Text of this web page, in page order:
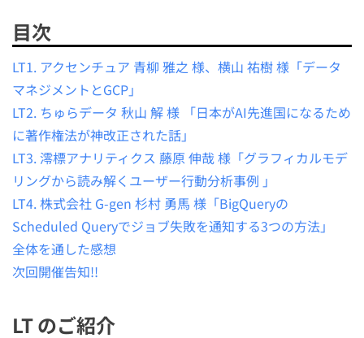
目次
LT1. アクセンチュア 青柳 雅之 様、横山 祐樹 様「データ
マネジメントとGCP」
LT2. ちゅらデータ 秋山 解 様 「日本がAI先進国になるため
に著作権法が神改正された話」
LT3. 澪標アナリティクス 藤原 伸哉 様「グラフィカルモデ
リングから読み解くユーザー行動分析事例 」
LT4. 株式会社 G-gen 杉村 勇馬 様「BigQueryの
Scheduled Queryでジョブ失敗を通知する3つの方法」
全体を通した感想
次回開催告知!!
LT のご紹介